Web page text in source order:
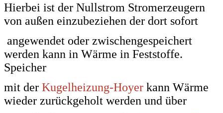
Hierbei ist der Nullstrom Stromerzeugern
von außen einzubeziehen der dort sofort
angewendet oder zwischengespeichert
werden kann in Wärme in Feststoffe.
Speicher
mit der Kugelheizung-Hoyer kann Wärme
wieder zurückgeholt werden und über